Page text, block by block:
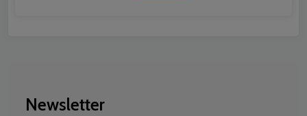
Newsletter